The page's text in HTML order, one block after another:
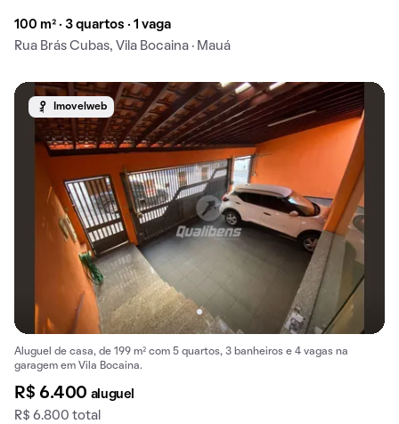
100 m² · 3 quartos · 1 vaga
Rua Brás Cubas, Vila Bocaina · Mauá
Imovelweb
Aluguel de casa, de 199 m² com 5 quartos, 3 banheiros e 4 vagas na
garagem em Vila Bocaina.
R$ 6.400 aluguel
R$ 6.800 total